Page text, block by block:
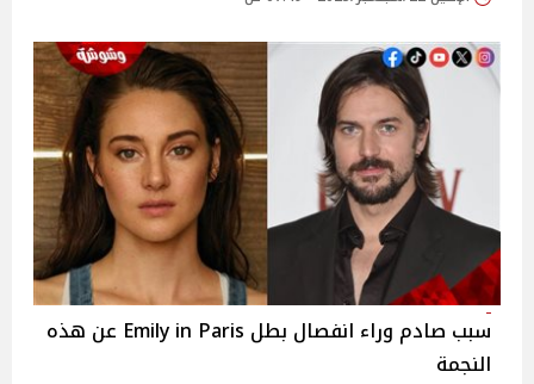
سبب صادم وراء انفصال بطل Emily in Paris عن هذه
النجمة